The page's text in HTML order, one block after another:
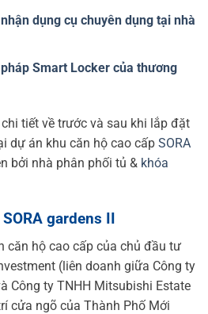
dụng cụ chuyên dụng tại nhà
Smart Locker của thương
tiết về trước và sau khi lắp đặt
dự án khu căn hộ cao cấp SORA
bởi nhà phân phối tủ & khóa
gardens II
căn hộ cao cấp của chủ đầu tư
(liên doanh giữa Công ty
Công ty TNHH Mitsubishi Estate
cửa ngõ của Thành Phố Mới